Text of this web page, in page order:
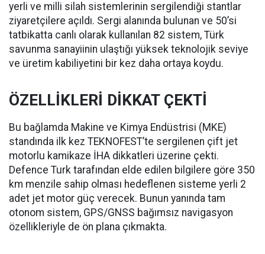
yerli ve milli silah sistemlerinin sergilendiği stantlar
ziyaretçilere açıldı. Sergi alanında bulunan ve 50’si
tatbikatta canlı olarak kullanılan 82 sistem, Türk
savunma sanayiinin ulaştığı yüksek teknolojik seviye
ve üretim kabiliyetini bir kez daha ortaya koydu.
ÖZELLİKLERİ DİKKAT ÇEKTİ
Bu bağlamda Makine ve Kimya Endüstrisi (MKE)
standında ilk kez TEKNOFEST’te sergilenen çift jet
motorlu kamikaze İHA dikkatleri üzerine çekti.
Defence Turk tarafından elde edilen bilgilere göre 350
km menzile sahip olması hedeflenen sisteme yerli 2
adet jet motor güç verecek. Bunun yanında tam
otonom sistem, GPS/GNSS bağımsız navigasyon
özellikleriyle de ön plana çıkmakta.